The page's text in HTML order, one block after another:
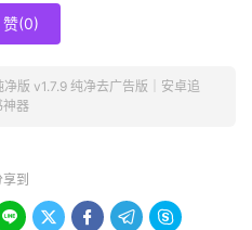
赞(0)
净版 v1.7.9 纯净去广告版｜安卓追
神器
享到
    